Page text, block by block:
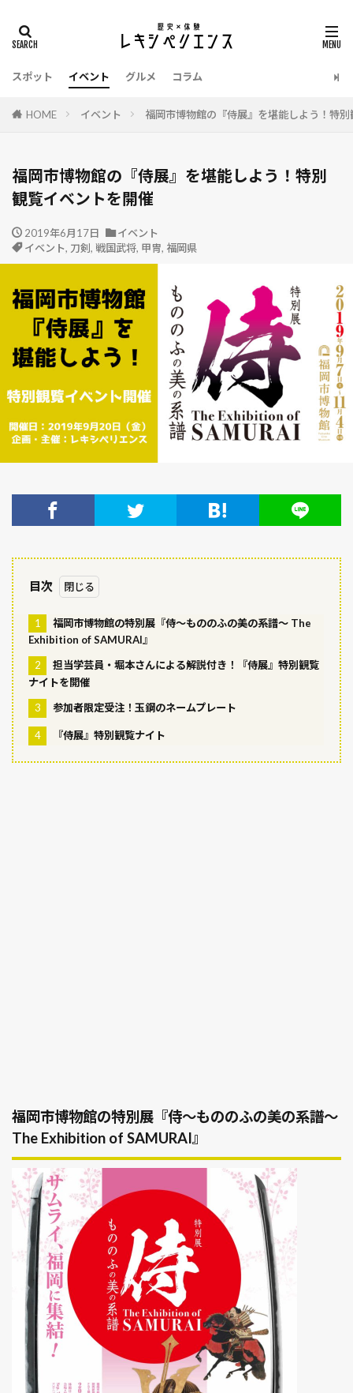
スポット イベント グルメ コラム
HOME イベント 福岡市博物館の『侍展』を堪能しよう！特
福岡市博物館の『侍展』を堪能しよう！特別
観覧イベントを開催
2019年6月17日
イベント
イベント, 刀剣, 戦国武将, 甲冑, 福岡県
目次
1
福岡市博物館の特別展『侍～もののふの美の系譜～ The
Exhibition of SAMURAI』
2
担当学芸員・堀本さんによる解説付き！『侍展』特別観覧
ナイトを開催
3
参加者限定受注！玉鋼のネームプレート
4 『侍展』特別観覧ナイト
福岡市博物館の特別展『侍～もののふの美の系譜～
The Exhibition of SAMURAI』
江戸時代
栃木県 東京都
香川県
静岡県 長野県
長崎県
鎌倉時代
西股総生
甲冑
縄文時代
福井県
神奈川県
令和
博物館
千葉県 北海道 刀剣
兵庫県
佐賀県
伊達政宗 京都府
和歌山県
ロケ地
レポート
ゆかりの地
ご当地土産 グルメ
お菓子
平安時代 展覧会
幕末
岩手県
岡山県 岐阜県
山梨県
山形県
山口県
大河ドラマ
大正時代 城 麒麟がくる
検索